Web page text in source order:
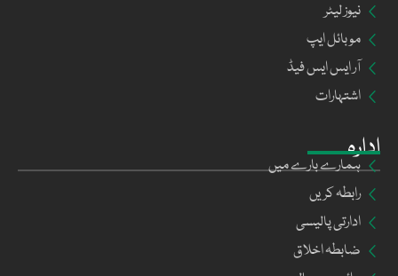
ادارہ
ہمارے بارے میں
رابطہ کریں
ادارتی پالیسی
ضابطہ اخلاق
نیوز لیٹر
موبائل ایپ
آر ایس ایس فیڈ
اشتہارات